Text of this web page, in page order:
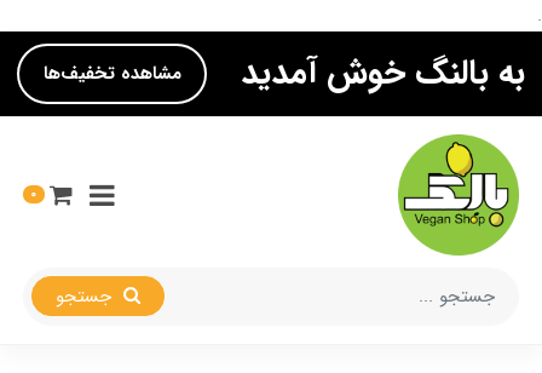
.
به بالنگ خوش آمدید مشاهده تخفیف‌ها
0